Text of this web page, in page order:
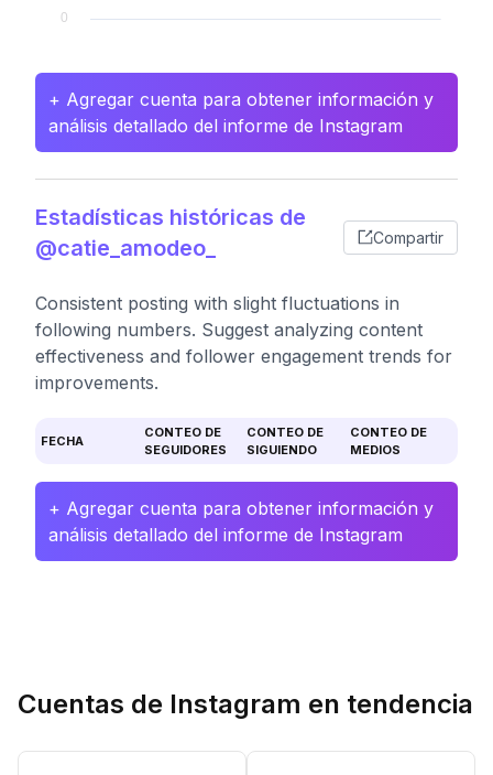
+ Agregar cuenta para obtener información y
análisis detallado del informe de Instagram
Estadísticas históricas de
@catie_amodeo_
Compartir
Consistent posting with slight fluctuations in
following numbers. Suggest analyzing content
effectiveness and follower engagement trends for
improvements.
FECHA
CONTEO DE
SEGUIDORES
CONTEO DE
SIGUIENDO
CONTEO DE
MEDIOS
+ Agregar cuenta para obtener información y
análisis detallado del informe de Instagram
Cuentas de Instagram en tendencia